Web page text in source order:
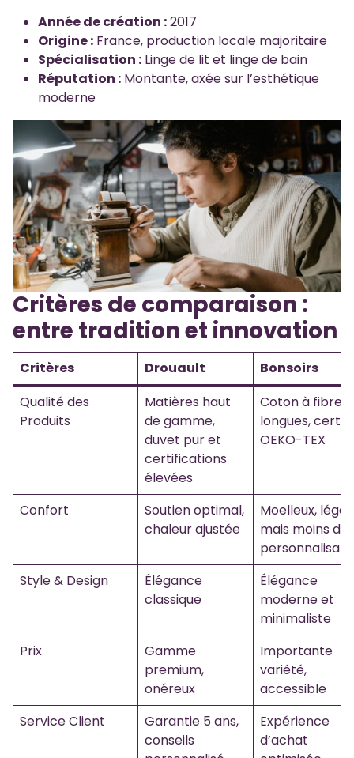
Année de création :2017
Origine : France, production locale majoritaire
Spécialisation : Linge de lit et linge de bain
Réputation : Montante, axée sur l’esthétique
moderne
Critères de comparaison :
entre tradition et innovation
Critères Drouault
Bonsoirs
Qualité des
Produits
Matières haut
de gamme,
duvet pur et
certifications
élevées
Coton à fibres
longues,
OEKO-TEX
Confort
Soutien optimal,
chaleur ajustée
Moelleux, léger
mais moins de
Style & Design
Élégance
classique
Élégance
moderne et
minimaliste
Prix
Gamme
premium,
onéreux
Importante
variété,
accessible
Service Client
Garantie 5 ans,
conseils
Expérience
d’achat